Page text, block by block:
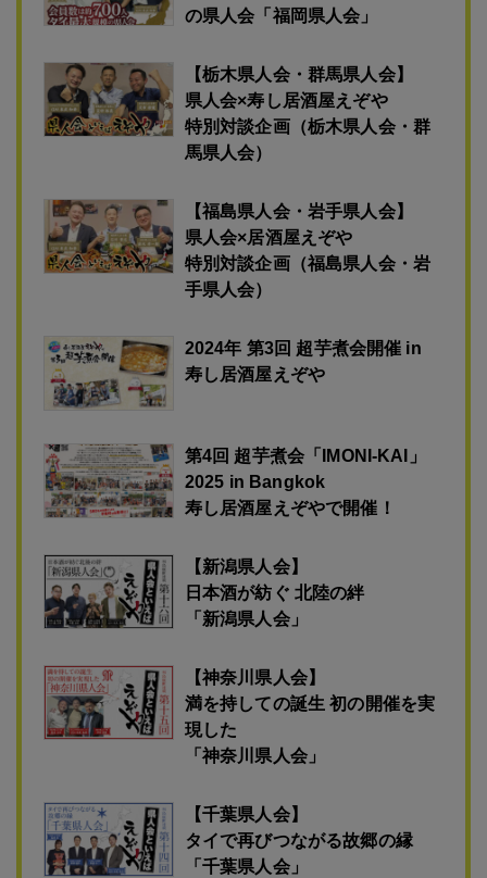
の県人会「福岡県人会」
【栃木県人会・群馬県人会】
県人会×寿し居酒屋えぞや
特別対談企画（栃木県人会・群
馬県人会）
【福島県人会・岩手県人会】
県人会×居酒屋えぞや
特別対談企画（福島県人会・岩
手県人会）
2024年 第3回 超芋煮会開催 in
寿し居酒屋えぞや
第4回 超芋煮会「IMONI-KAI」
2025 in Bangkok
寿し居酒屋えぞやで開催！
【新潟県人会】
日本酒が紡ぐ 北陸の絆
「新潟県人会」
【神奈川県人会】
満を持しての誕生 初の開催を実
現した
「神奈川県人会」
【千葉県人会】
タイで再びつながる故郷の縁
「千葉県人会」